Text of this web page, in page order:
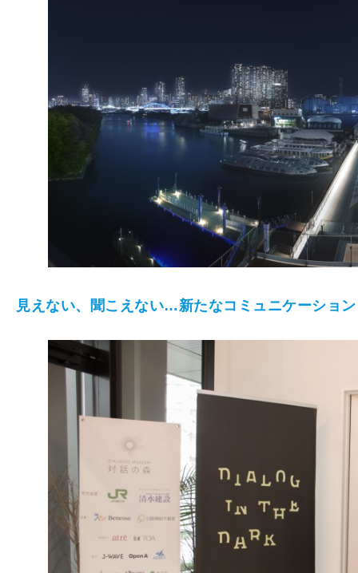
見えない、聞こえない…新たなコミュニケーション